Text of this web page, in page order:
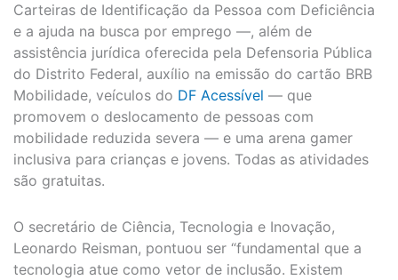
Carteiras de Identificação da Pessoa com Deficiência
e a ajuda na busca por emprego —, além de
assistência jurídica oferecida pela Defensoria Pública
do Distrito Federal, auxílio na emissão do cartão BRB
Mobilidade, veículos do DF Acessível — que
promovem o deslocamento de pessoas com
mobilidade reduzida severa — e uma arena gamer
inclusiva para crianças e jovens. Todas as atividades
são gratuitas.
O secretário de Ciência, Tecnologia e Inovação,
Leonardo Reisman, pontuou ser “fundamental que a
tecnologia atue como vetor de inclusão. Existem